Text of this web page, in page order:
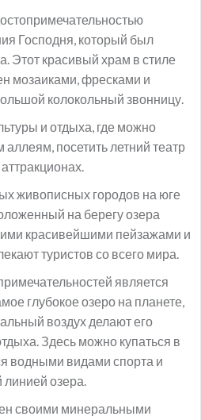
Господня, который был
Этот красивый храм в стиле
мозаиками, фресками и
колокольный звонницу.
и отдыха, где можно
посетить летний театр
живописных городов на юге
на берегу озера
красивейшими пейзажами и
туристов со всего мира.
является
глубокое озеро на планете,
воздух делают его
Здесь можно купаться в
водными видами спорта и
линией озера.
своими минеральными